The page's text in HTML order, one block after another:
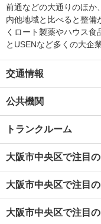
前通などの大通りのほか
内他地域と比べると整備
くロート製薬やハウス
とUSENなど多くの大企
交通情報
公共機関
トランクルーム
大阪市中央区で注目
大阪市中央区で注目
大阪市中央区で注目